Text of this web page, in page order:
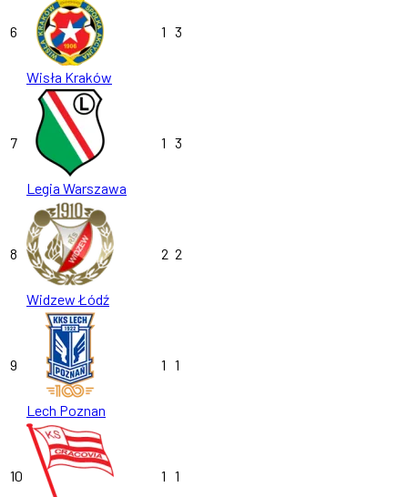
6
Wisła Kraków
1 3
7
Legia Warszawa
1 3
8
Widzew Łódź
2 2
9
Lech Poznan
1 1
10 1 1